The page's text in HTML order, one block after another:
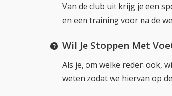
Van de club uit krijg je een
en een training voor na de
Wil Je Stoppen Met
Als je, om welke reden ook,
weten zodat we hiervan op